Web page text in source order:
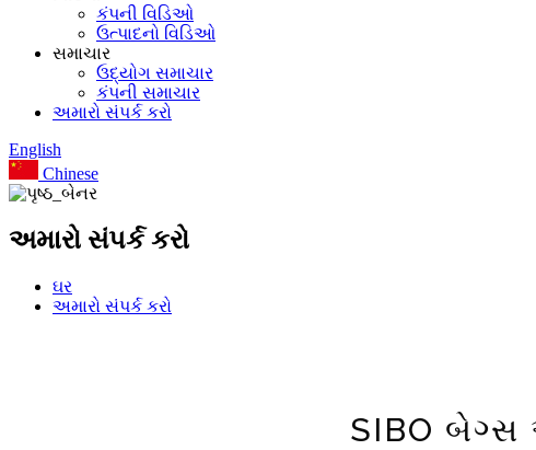
કંપની વિડિઓ
ઉત્પાદનો વિડિઓ
સમાચાર
ઉદ્યોગ સમાચાર
કંપની સમાચાર
અમારો સંપર્ક કરો
English
Chinese
અમારો સંપર્ક કરો
ઘર
અમારો સંપર્ક કરો
SIBO બેગ્સ